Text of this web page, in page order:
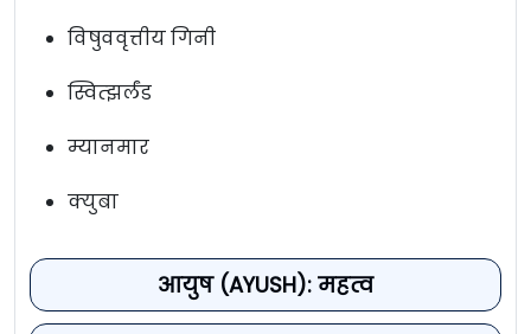
विषुववृत्तीय गिनी
स्वित्झर्लंड
म्यानमार
क्युबा
आयुष (AYUSH): महत्व